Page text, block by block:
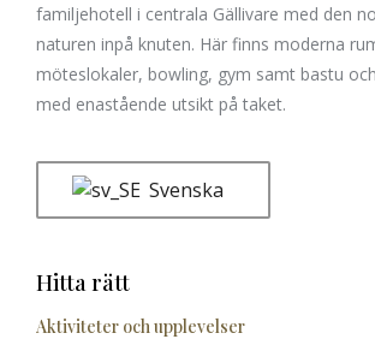
familjehotell i centrala Gällivare med den
naturen inpå knuten. Här finns moderna
möteslokaler, bowling, gym samt bastu
med enastående utsikt på taket.
Svenska
Hitta rätt
Aktiviteter och upplevelser